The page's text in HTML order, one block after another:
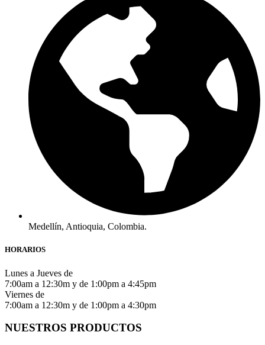
Medellín, Antioquia, Colombia.
HORARIOS
Lunes a Jueves de
7:00am a 12:30m y de 1:00pm a 4:45pm
Viernes de
7:00am a 12:30m y de 1:00pm a 4:30pm
NUESTROS PRODUCTOS